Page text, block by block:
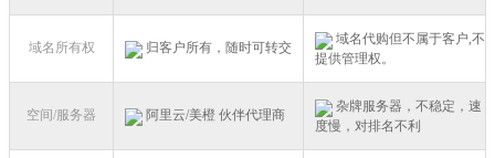
域名所有权 归客户所有，随时可转交
域名代购但不属于客户,不
提供管理权。
空间/服务器 阿里云/美橙 伙伴代理商
杂牌服务器，不稳定，速
度慢，对排名不利